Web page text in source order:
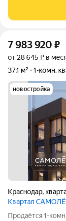
закрытой и
выполнен из
7 983 920 ₽
от 28 645 ₽ в
37,1 м²
1-комн.
новостройка
Краснодар,
Квартал
Продаётся 1-